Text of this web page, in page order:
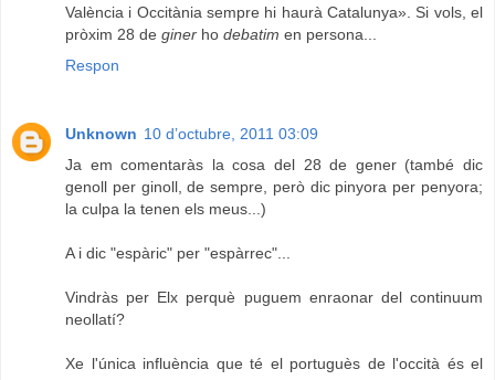
València i Occitània sempre hi haurà Catalunya». Si vols, el
pròxim 28 de giner ho debatim en persona...
Respon
Unknown 10 d’octubre, 2011 03:09
Ja em comentaràs la cosa del 28 de gener (també dic
genoll per ginoll, de sempre, però dic pinyora per penyora;
la culpa la tenen els meus...)
A i dic "espàric" per "espàrrec"...
Vindràs per Elx perquè puguem enraonar del continuum
neollatí?
Xe l'única influència que té el portuguès de l'occità és el